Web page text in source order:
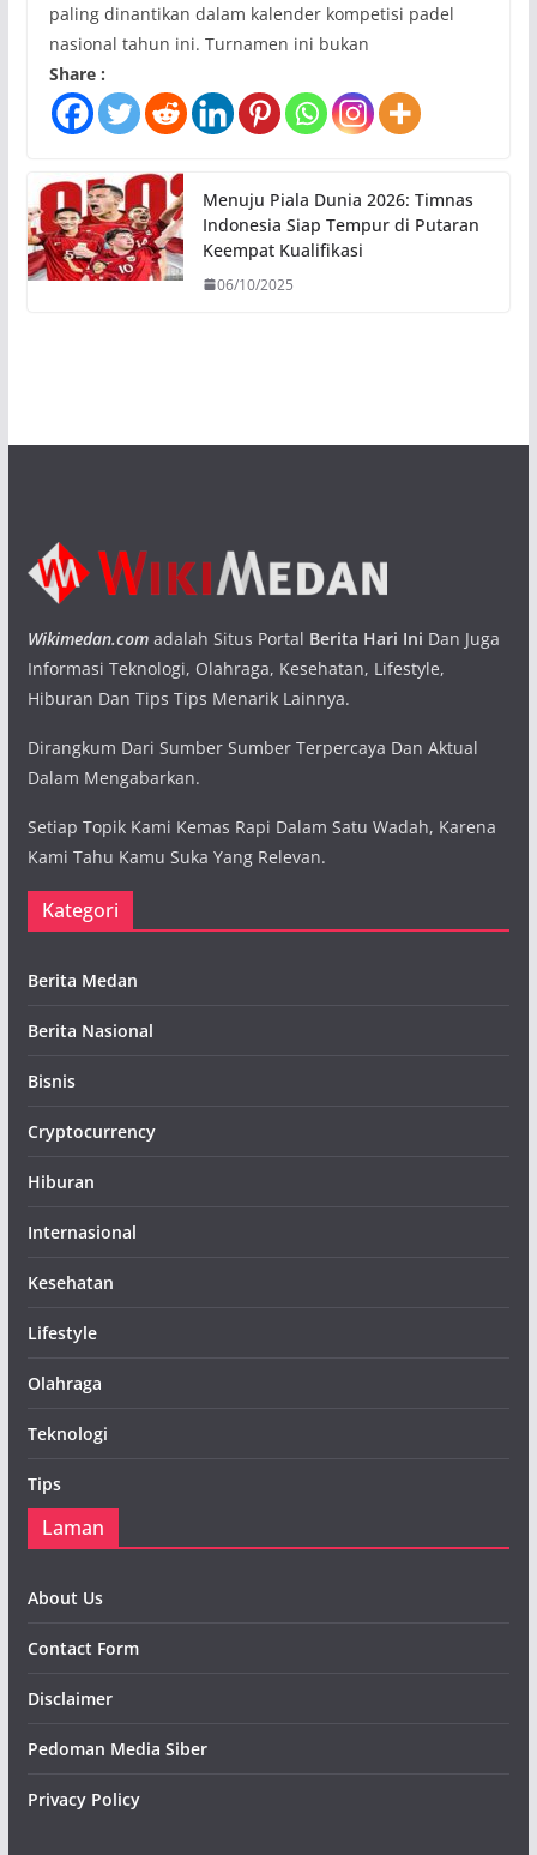
paling dinantikan dalam kalender kompetisi padel
nasional tahun ini. Turnamen ini bukan
Share :
Menuju Piala Dunia 2026: Timnas
Indonesia Siap Tempur di Putaran
Keempat Kualifikasi
06/10/2025
Wikimedan.comadalah Situs Portal Berita Hari Ini Dan Juga
Informasi Teknologi, Olahraga, Kesehatan, Lifestyle,
Hiburan Dan Tips Tips Menarik Lainnya.
Dirangkum Dari Sumber Sumber Terpercaya Dan Aktual
Dalam Mengabarkan.
Setiap Topik Kami Kemas Rapi Dalam Satu Wadah, Karena
Kami Tahu Kamu Suka Yang Relevan.
Kategori
Berita Medan
Berita Nasional
Bisnis
Cryptocurrency
Hiburan
Internasional
Kesehatan
Lifestyle
Olahraga
Teknologi
Tips
Laman
About Us
Contact Form
Disclaimer
Pedoman Media Siber
Privacy Policy